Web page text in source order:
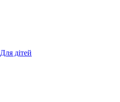
Для дітей